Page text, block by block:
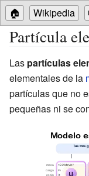
🏠 Wikipedia
Partícula
Las partículas
elementales de la
partículas que no
pequeñas ni se